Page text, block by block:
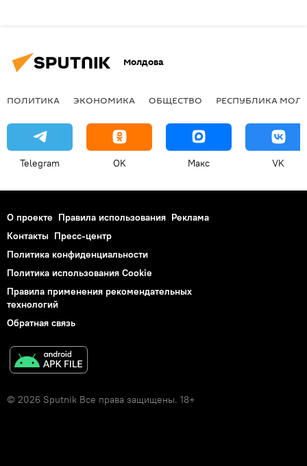
Молдова
ПОЛИТИКА ЭКОНОМИКА ОБЩЕСТВО РЕСПУБЛИКА
Telegram OK Макс VK
О проекте Правила использования Реклама
Контакты Пресс-центр
Политика конфиденциальности
Политика использования Cookie
Правила применения рекомендательных
технологий
Обратная связь
© 2026 Sputnik Все права защищены. 18+